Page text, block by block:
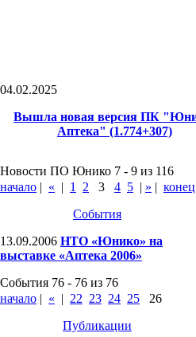
04.02.2025
Вышла новая версия ПК
Аптека" (1.774+307)
Новости ПО Юнико 7 - 9 из 116
начало | « | 1 2 3 4 5 | » | конец
События
13.09.2006 НТО «Юнико» на
выставке «Аптека 2006»
События 76 - 76 из 76
начало | « | 22 23 24 25
26
Публикации